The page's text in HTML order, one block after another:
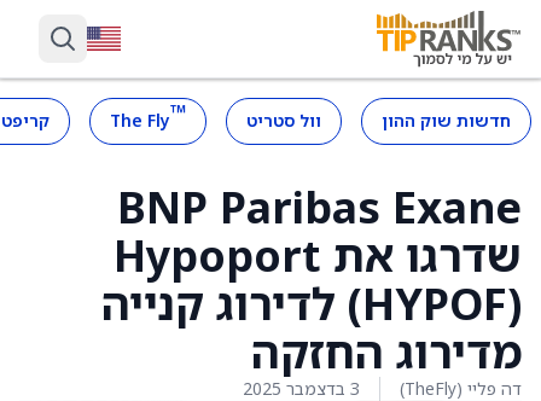
חדשות שוק ההון וול סטריט ™
The Fly
BNP Paribas Exane
שדרגו את Hypoport
(HYPOF) לדירוג קנייה
מדירוג החזקה
דה פליי (TheFly) 3 בדצמבר 2025